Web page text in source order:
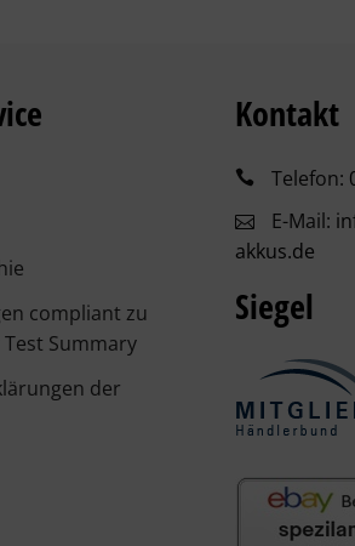
compliant zu
Summary
der
Kontakt
Telefon:
E-Mail:
akkus.de
Siegel